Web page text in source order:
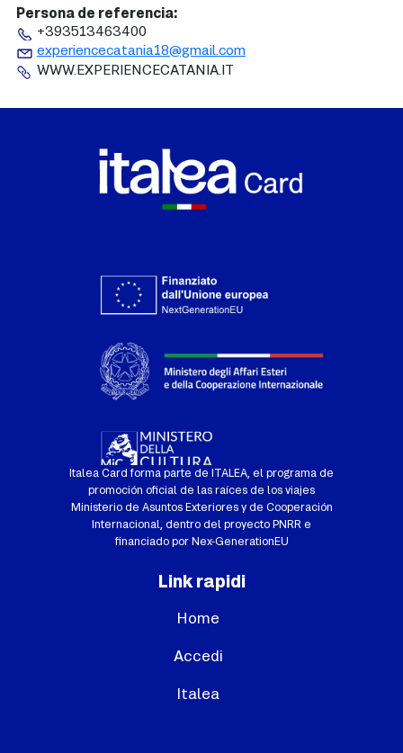
Persona de referencia
+393513463400
experiencecatania18@gmail.com
WWW.EXPERIENCECATANIA.IT
Italea Card forma parte de ITALEA, el programa de
promoción oficial de las raíces de los viajes
Ministerio de Asuntos Exteriores y de Cooperación
Internacional, dentro del proyecto PNRR e
financiado por Nex-GenerationEU
Link rapidi
Home
Accedi
Italea